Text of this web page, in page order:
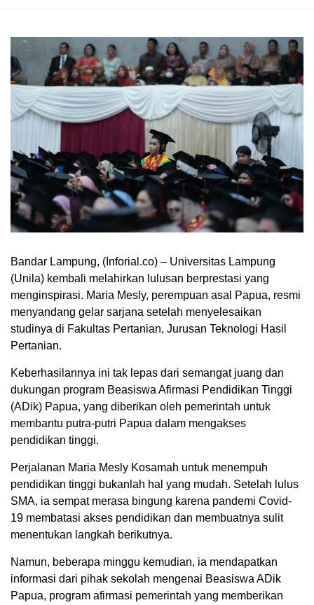
Bandar Lampung, (Inforial.co) – Universitas Lampung
(Unila) kembali melahirkan lulusan berprestasi yang
menginspirasi. Maria Mesly, perempuan asal Papua, resmi
menyandang gelar sarjana setelah menyelesaikan
studinya di Fakultas Pertanian, Jurusan Teknologi Hasil
Pertanian.
Keberhasilannya ini tak lepas dari semangat juang dan
dukungan program Beasiswa Afirmasi Pendidikan Tinggi
(ADik) Papua, yang diberikan oleh pemerintah untuk
membantu putra-putri Papua dalam mengakses
pendidikan tinggi.
Perjalanan Maria Mesly Kosamah untuk menempuh
pendidikan tinggi bukanlah hal yang mudah. Setelah lulus
SMA, ia sempat merasa bingung karena pandemi Covid-
19 membatasi akses pendidikan dan membuatnya sulit
menentukan langkah berikutnya.
Namun, beberapa minggu kemudian, ia mendapatkan
informasi dari pihak sekolah mengenai Beasiswa ADik
Papua, program afirmasi pemerintah yang memberikan